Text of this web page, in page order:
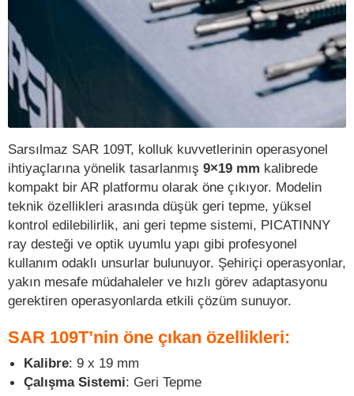
Sarsılmaz SAR 109T, kolluk kuvvetlerinin operasyonel
ihtiyaçlarına yönelik tasarlanmış 9×19 mm kalibrede
kompakt bir AR platformu olarak öne çıkıyor. Modelin
teknik özellikleri arasında düşük geri tepme, yüksel
kontrol edilebilirlik, ani geri tepme sistemi, PICATINNY
ray desteği ve optik uyumlu yapı gibi profesyonel
kullanım odaklı unsurlar bulunuyor. Şehiriçi operasyonlar,
yakın mesafe müdahaleler ve hızlı görev adaptasyonu
gerektiren operasyonlarda etkili çözüm sunuyor.
SAR 109T’nin öne çıkan özellikleri:
Kalibre: 9 x 19 mm
Çalışma Sistemi: Geri Tepme